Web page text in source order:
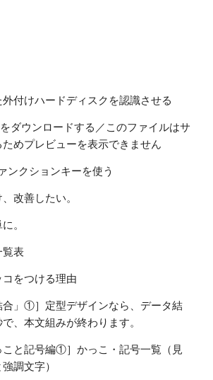
付けハードディスクを認識させる
ダウンロードする／このファイルはサ
めプレビューを表示できません
ンクションキーを使う
改善したい。
。
覧表
をつける理由
合」①］定型デザインなら、データ結
、本文組みが終わります。
こと記号編①］かっこ・記号一覧（見
調文字）